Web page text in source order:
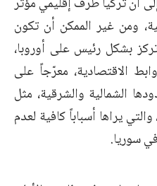
ومن غير الممكن أن تكون
بشكل رئيس على أوروبا،
‏الاقتصادية، معرّجاً على
الشمالية والشرقية، مثل
يراها أسباباً كافية لعدم
سوريا.‏